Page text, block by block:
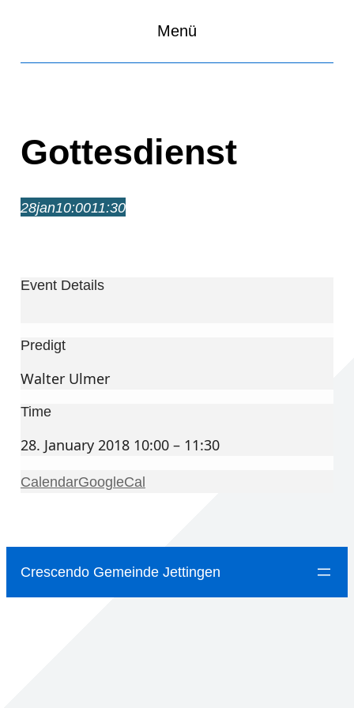
Menü
Gottesdienst
28jan10:0011:30
Event Details
Predigt
Walter Ulmer
Time
28. January 2018 10:00 – 11:30
CalendarGoogleCal
Crescendo Gemeinde Jettingen